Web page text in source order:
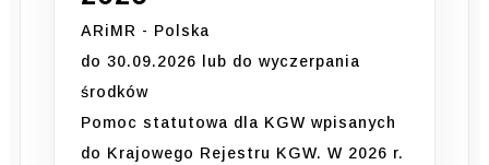
ARiMR - Polska
do 30.09.2026 lub do wyczerpania
środków
Pomoc statutowa dla KGW wpisanych
do Krajowego Rejestru KGW. W 2026 r.